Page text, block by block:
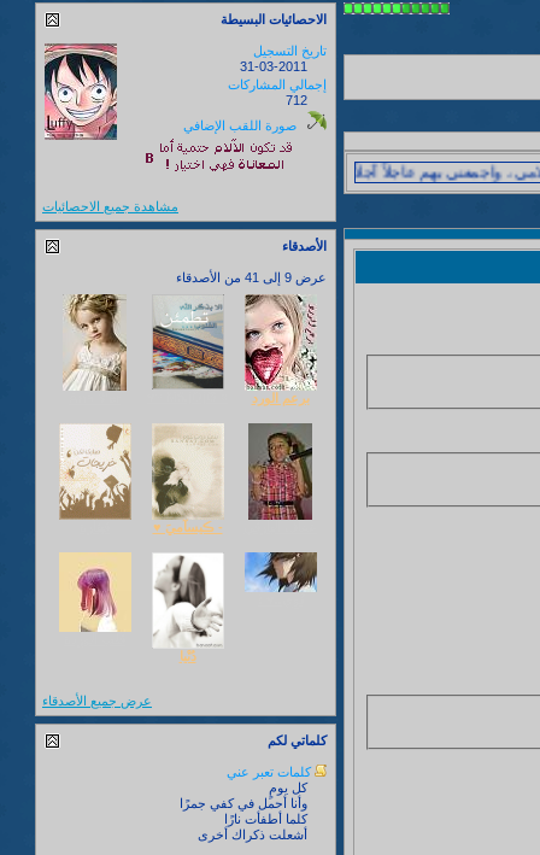
واجمعني بهم عاجلاً آجلاً ..
الاحصائيات البسيطة
تاريخ التسجيل
31-03-2011
إجمالي المشاركات
712
صورة اللقب الإضافي
مشاهدة جميع الاحصائيات
الأصدقاء
عرض 9 إلى 41 من الأصدقاء
برعم الورد
- ڪيسآميَ ♥
دُنْيا
عرض جميع الأصدقاء
كلماتي لكم
كلمات تعبر عني
كل يومٍ
وأنا أحمل في كفي جمرًا
كلما أطفأت نارًا
أشعلت ذكراك أخرى